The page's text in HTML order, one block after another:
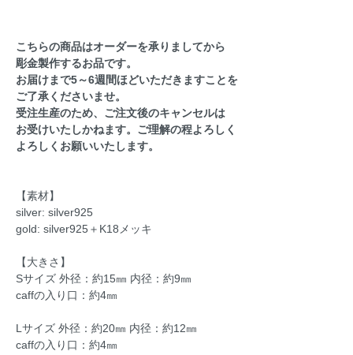
こちらの商品はオーダーを承りましてから
彫金製作するお品です。
お届けまで5～6週間ほどいただきますことを
ご了承くださいませ。
受注生産のため、ご注文後のキャンセルは
お受けいたしかねます。ご理解の程よろしく
よろしくお願いいたします。
【素材】
silver: silver925
gold: silver925＋K18メッキ
【大きさ】
Sサイズ 外径：約15㎜ 内径：約9㎜
caffの入り口：約4㎜
Lサイズ 外径：約20㎜ 内径：約12㎜
caffの入り口：約4㎜